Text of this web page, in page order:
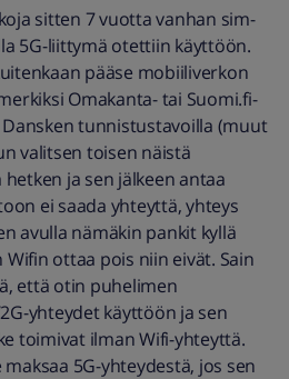
sitten 7 vuotta vanhan sim-
5G-liittymä otettiin käyttöön.
pääse mobiiliverkon
Omakanta- tai Suomi.fi-
tunnistustavoilla (muut
valitsen toisen näistä
ja sen jälkeen antaa
ei saada yhteyttä, yhteys
avulla nämäkin pankit kyllä
ottaa pois niin eivät. Sain
että otin puhelimen
yhteydet käyttöön ja sen
toimivat ilman Wifi-yhteyttä.
5G-yhteydestä, jos sen